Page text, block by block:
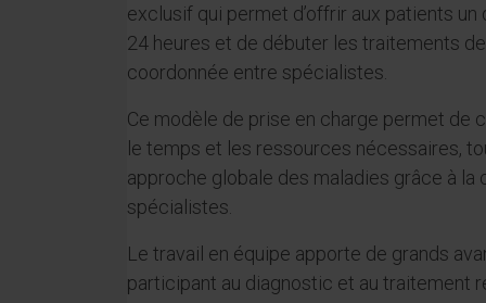
exclusif qui permet d’offrir aux patients
24 heures et de débuter les traitements
coordonnée entre spécialistes.
Ce modèle de prise en charge permet de
le temps et les ressources nécessaires,
approche globale des maladies grâce à la
spécialistes.
Le travail en équipe apporte de grands
participant au diagnostic et au traitement